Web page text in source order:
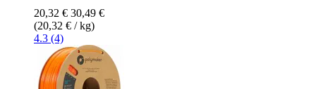
20,32 € 30,49 €
(20,32 € / kg)
4.3 (4)